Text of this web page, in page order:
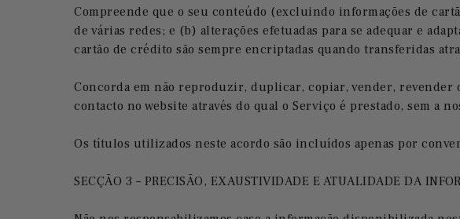
Compreende que o seu conteúdo (excluindo informações de
de várias redes; e (b) alterações efetuadas para se adequar e
cartão de crédito são sempre encriptadas quando transferidas
Concorda em não reproduzir, duplicar, copiar, vender, revender
contacto no website através do qual o Serviço é prestado, sem a
Os títulos utilizados neste acordo são incluídos apenas por
SECÇÃO 3 – PRECISÃO, EXAUSTIVIDADE E ATUALIDADE DA